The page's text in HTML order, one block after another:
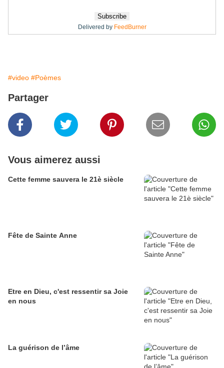
Delivered by FeedBurner
#video #Poèmes
Partager
Vous aimerez aussi
Cette femme sauvera le 21è siècle
Fête de Sainte Anne
Etre en Dieu, c'est ressentir sa Joie
en nous
La guérison de l’âme